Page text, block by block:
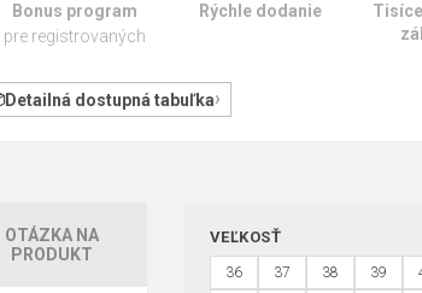
Bonus program
pre registrovaných
Rýchle dodanie
Detailná dostupná tabuľka
OTÁZKA NA
PRODUKT
VEĽKOSŤ
36 37 38 39